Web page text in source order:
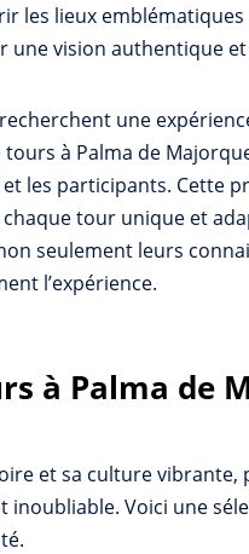
les lieux
vision authentique
une
à Palma de
les participants. Cette
tour unique et
seulement leurs
l’expérience.
à Palma de
et sa culture
inoubliable. Voici une